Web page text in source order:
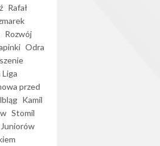
Rafał
Rozwój
Odra
przed
Kamil
Stomil